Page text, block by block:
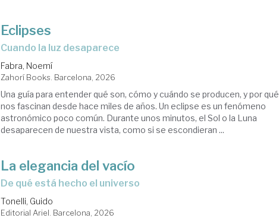
Eclipses
Cuando la luz desaparece
Fabra, Noemí
Zahorí Books. Barcelona, 2026
Una guía para entender qué son, cómo y cuándo se producen, y por qué
nos fascinan desde hace miles de años. Un eclipse es un fenómeno
astronómico poco común. Durante unos minutos, el Sol o la Luna
desaparecen de nuestra vista, como si se escondieran ...
La elegancia del vacío
De qué está hecho el universo
Tonelli, Guido
Editorial Ariel. Barcelona, 2026